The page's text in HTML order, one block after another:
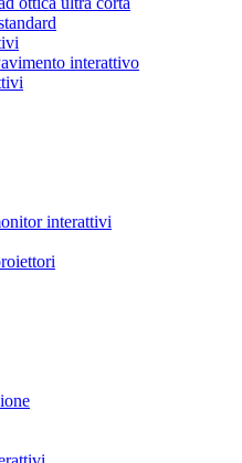
interattivo
interattivi